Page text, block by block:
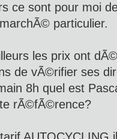
ce sont pour moi
particulier.
les prix ont
de vÃ©rifier ses
8h quel est
rÃ©fÃ©rence?